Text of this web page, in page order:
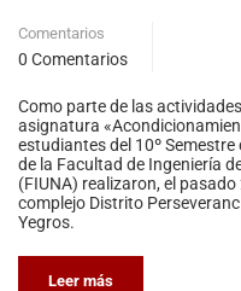
Comentarios
0 Comentarios
Como parte de las
asignatura
estudiantes del 10º
de la Facultad de Ingeniería
(FIUNA) realizaron, el
complejo Distrito
Yegros.
Leer más